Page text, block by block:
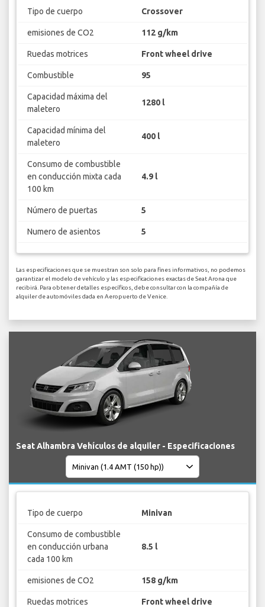
Tipo de cuerpo Crossover
emisiones de CO2 112 g/km
Ruedas motrices Front wheel drive
Combustible 95
Capacidad máxima del
maletero
1280 l
Capacidad mínima del
maletero
400 l
Consumo de combustible
en conducción mixta cada
100 km
4.9 l
Número de puertas 5
Numero de asientos 5
Las especificaciones que se muestran son solo para fines informativos, no podemos
garantizar el modelo de vehículo y las especificaciones exactas de Seat Arona que
recibirá. Para obtener detalles específicos, debe consultar con la compañía de
alquiler de automóviles dada en Aeropuerto de Venice.
Seat Alhambra Vehículos de alquiler - Especificaciones
Tipo de cuerpo Minivan
Consumo de combustible
en conducción urbana
cada 100 km
8.5 l
emisiones de CO2 158 g/km
Ruedas motrices Front wheel drive